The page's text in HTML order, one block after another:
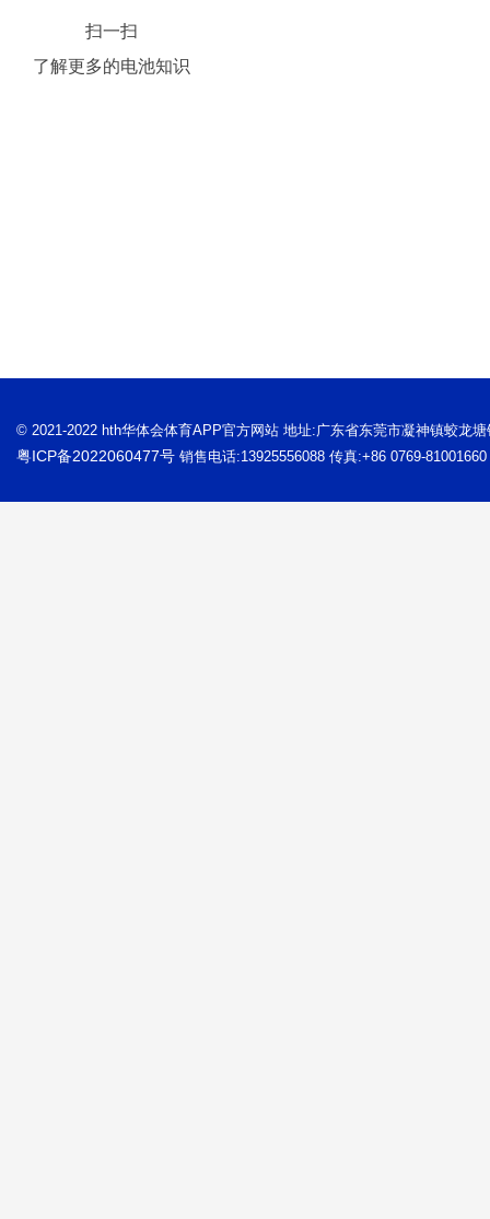
扫一扫
了解更多的电池知识
© 2021-2022 hth华体会体育APP官方网站 地址:广东省东莞市凝神镇蛟龙
粤ICP备2022060477号 销售电话:13925556088 传真:+86 0769-81001660